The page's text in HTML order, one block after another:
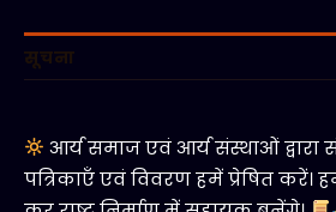
सूचना
आर्य समाज एवं आर्य संस्थाओं द्वारा
पत्रिकाएँ एवं विवरण हमें प्रेषित करें।